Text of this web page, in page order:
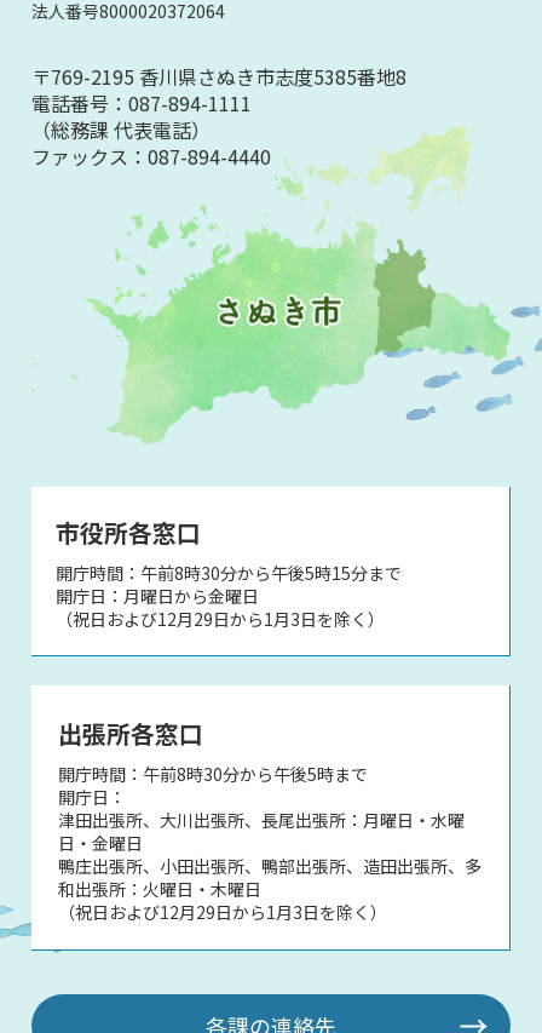
法人番号8000020372064
〒769-2195 香川県さぬき市志度5385番地8
電話番号：087-894-1111
（総務課 代表電話）
ファックス：087-894-4440
市役所各窓口
開庁時間：午前8時30分から午後5時15分まで
開庁日：月曜日から金曜日
（祝日および12月29日から1月3日を除く）
出張所各窓口
開庁時間：午前8時30分から午後5時まで
開庁日：
津田出張所、大川出張所、長尾出張所：月曜日・水曜
日・金曜日
鴨庄出張所、小田出張所、鴨部出張所、造田出張所、多
和出張所：火曜日・木曜日
（祝日および12月29日から1月3日を除く）
各課の連絡先